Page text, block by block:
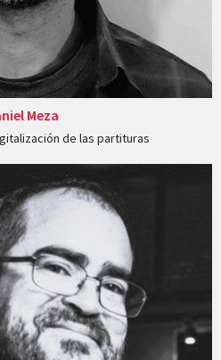
Meza
de las partituras